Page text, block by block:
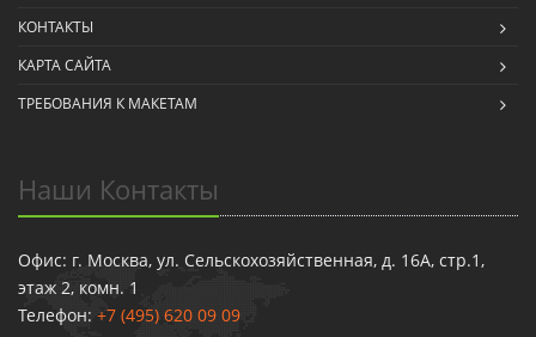
КОНТАКТЫ
КАРТА САЙТА
ТРЕБОВАНИЯ К МАКЕТАМ
Наши Контакты
Офис: г. Москва, ул. Сельскохозяйственная, д. 16А, стр.1,
этаж 2, комн. 1
Телефон: +7 (495) 620 09 09